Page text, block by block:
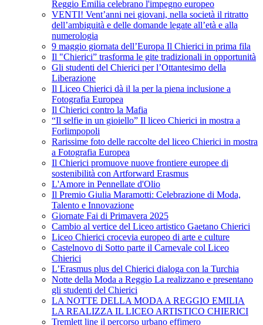
Reggio Emilia celebrano l'impegno europeo
VENTI! Vent’anni nei giovani, nella società il ritratto
dell’ambiguità e delle domande legate all’età e alla
numerologia
9 maggio giornata dell’Europa Il Chierici in prima fila
Il "Chierici” trasforma le gite tradizionali in opportunità
Gli studenti del Chierici per l’Ottantesimo della
Liberazione
Il Liceo Chierici dà il la per la piena inclusione a
Fotografia Europea
Il Chierici contro la Mafia
“Il selfie in un gioiello” Il liceo Chierici in mostra a
Forlimpopoli
Rarissime foto delle raccolte del liceo Chierici in mostra
a Fotografia Europea
Il Chierici promuove nuove frontiere europee di
sostenibilità con Artforward Erasmus
L'Amore in Pennellate d'Olio
Il Premio Giulia Maramotti: Celebrazione di Moda,
Talento e Innovazione
Giornate Fai di Primavera 2025
Cambio al vertice del Liceo artistico Gaetano Chierici
Liceo Chierici crocevia europeo di arte e culture
Castelnovo di Sotto parte il Carnevale col Liceo
Chierici
L’Erasmus plus del Chierici dialoga con la Turchia
Notte della Moda a Reggio La realizzano e presentano
gli studenti del Chierici
LA NOTTE DELLA MODA A REGGIO EMILIA
LA REALIZZA IL LICEO ARTISTICO CHIERICI
Tremlett line il percorso urbano effimero